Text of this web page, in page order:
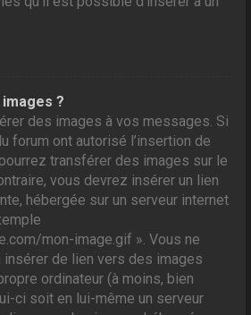
?
des images à vos messages. Si
forum ont autorisé l’insertion de
transférer des images sur le
vous devrez insérer un lien
hébergée sur un serveur internet
mon-image.gif ». Vous ne
insérer de lien vers des images
ordinateur (à moins, bien
ci soit en lui-même un serveur